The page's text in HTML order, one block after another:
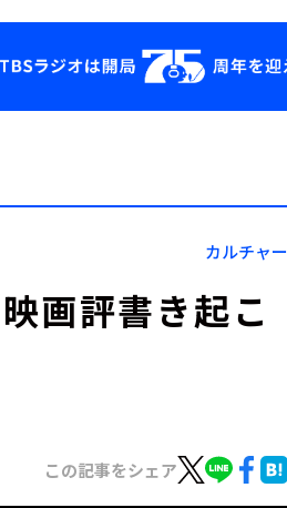
YouTube
カルチャー
映画評書き起こ
この記事をシェア